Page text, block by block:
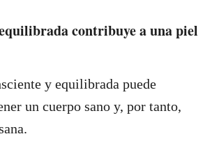
contribuye a una piel
y equilibrada puede
un cuerpo sano y, por tanto,